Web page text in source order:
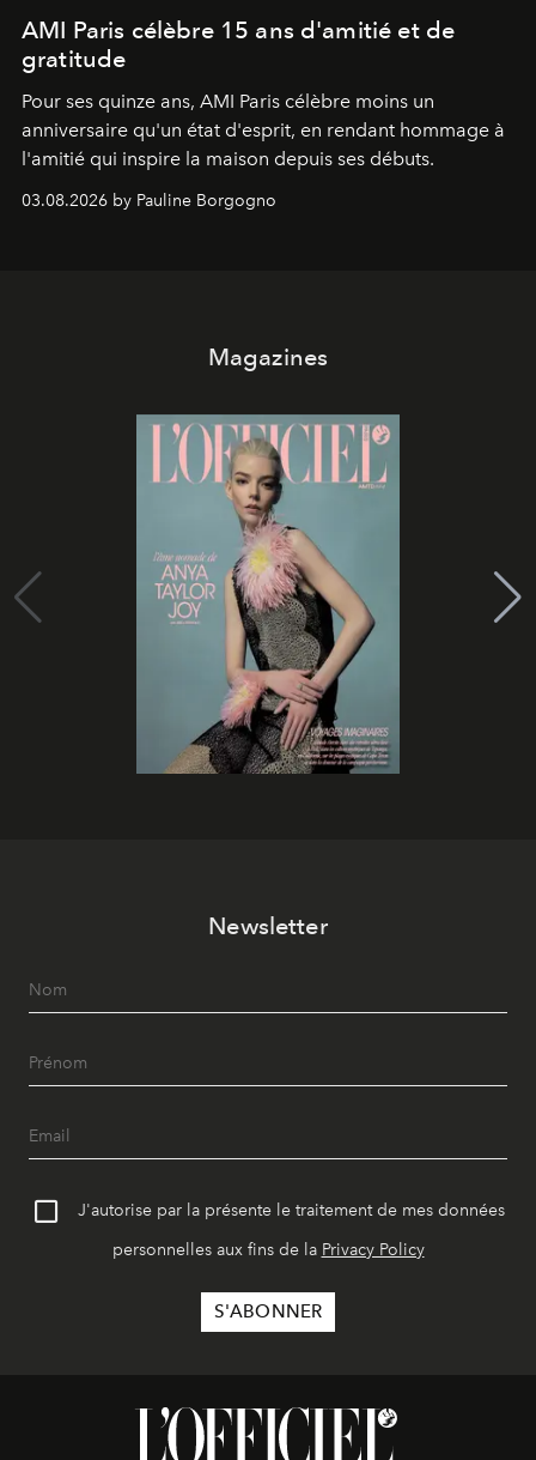
AMI Paris célèbre 15 ans d'amitié et de
gratitude
Pour ses quinze ans, AMI Paris célèbre moins un
anniversaire qu'un état d'esprit, en rendant hommage à
l'amitié qui inspire la maison depuis ses débuts.
03.08.2026 by Pauline Borgogno
Magazines
Newsletter
J'autorise par la présente le traitement de mes données
personnelles aux fins de la Privacy Policy